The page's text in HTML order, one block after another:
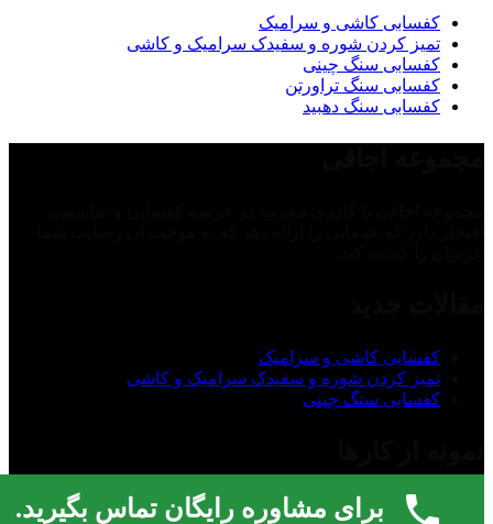
کفسابی کاشی و سرامیک
تمیز کردن شوره و سفیدک سرامیک و کاشی
کفسابی سنگ چینی
کفسابی سنگ تراورتن
کفسابی سنگ دهبید
کفسابی کاشی و سرامیک
تمیز کردن شوره و سفیدک سرامیک و کاشی
کفسابی سنگ چینی
برای مشاوره رایگان تماس بگیرید.